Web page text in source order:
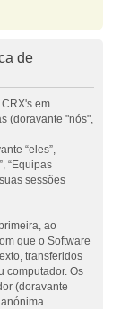
de
em
(doravante "nós",
“eles”,
“Equipas
sessões
ao
que o Software
transferidos
computador. Os
(doravante